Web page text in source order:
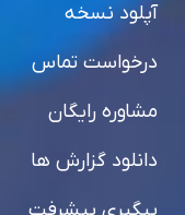
آپلود نسخه
درخواست تماس
مشاوره رایگان
دانلود گزارش ها